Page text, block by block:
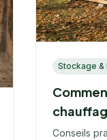
Stockage &
Conseils